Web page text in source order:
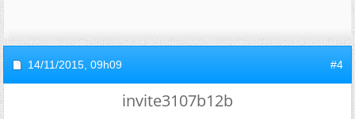
14/11/2015, 09h09 #4
invite3107b12b